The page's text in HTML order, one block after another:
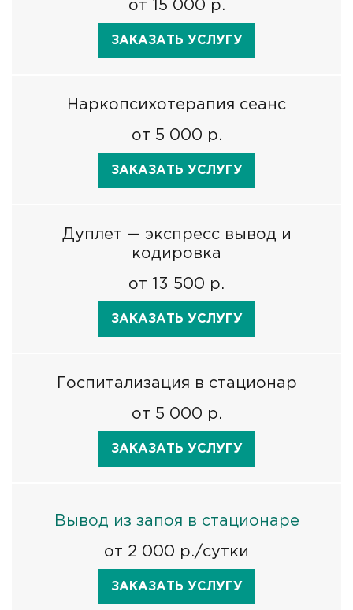
от 15 000 р.
ЗАКАЗАТЬ УСЛУГУ
Наркопсихотерапия сеанс
от 5 000 р.
ЗАКАЗАТЬ УСЛУГУ
Дуплет — экспресс вывод и
кодировка
от 13 500 р.
ЗАКАЗАТЬ УСЛУГУ
Госпитализация в стационар
от 5 000 р.
ЗАКАЗАТЬ УСЛУГУ
Вывод из запоя в стационаре
от 2 000 р./сутки
ЗАКАЗАТЬ УСЛУГУ